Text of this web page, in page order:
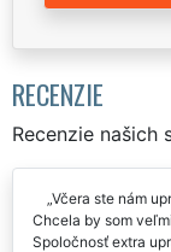
RECENZIE
Recenzie našich
Včera ste nám
Chcela by som
Spoločnosť extra